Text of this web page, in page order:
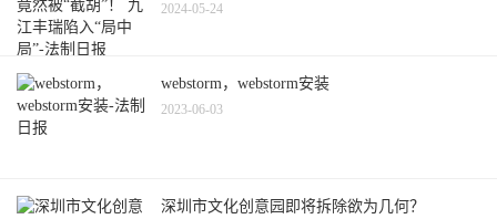
2024-05-24
webstorm，webstorm安装
2023-06-03
深圳市文化创意园即将拆除欲为几何？